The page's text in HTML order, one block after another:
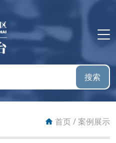
搜索
首页/ 案例展示